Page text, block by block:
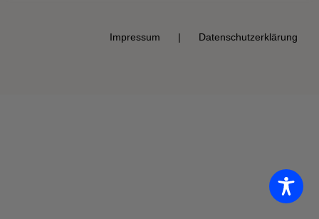
Impressum Datenschutzerklärung